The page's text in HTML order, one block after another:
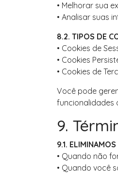
• Melhorar sua
• Analisar suas
8.2. TIPOS DE
• Cookies de
• Cookies
• Cookies de
Você pode
funcionalidades
9.
9.1.
• Quando não
• Quando você